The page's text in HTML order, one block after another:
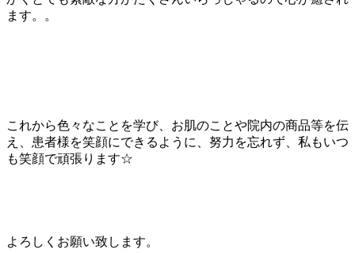
ます。。
これから色々なことを学び、お肌のことや院内の商品等を伝
え、患者様を笑顔にできるように、努力を忘れず、私もいつ
も笑顔で頑張ります☆
よろしくお願い致します。